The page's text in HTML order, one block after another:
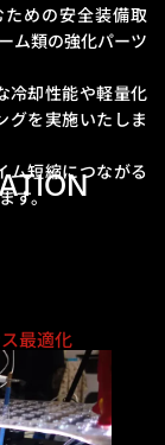
めの安全装備取
ム類の強化パーツ
冷却性能や軽量化
グを実施いたしま
ム短縮につながる
す。
最適化